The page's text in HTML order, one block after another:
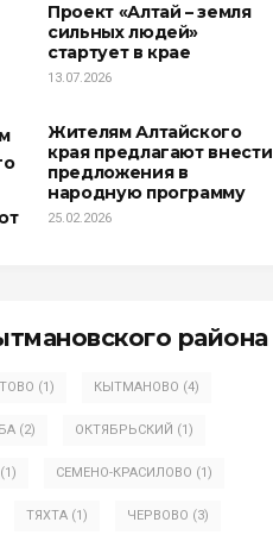
Проект «Алтай – земля
сильных людей»
стартует в крае
13.07.2026
Жителям Алтайского
края предлагают внести
предложения в
народную программу
25.02.2026
района
(1) КЫТМАНОВО (4)
(2) ОКТЯБРЬСКИЙ (1)
(1) СЕМЕНО-КРАСИЛОВО (1)
ТЯХТА (1) ЧЕРВОВО (3)